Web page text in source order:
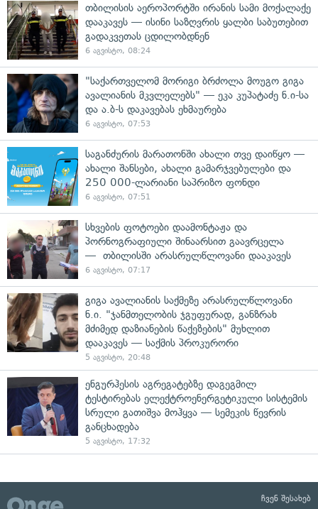
თბილისის აეროპორტში ირანის სამი მოქალაქე
დააკავეს — ისინი საზღვრის ყალბი საბუთებით
გადაკვეთას ცდილობდნენ
6 აგვისტო, 08:24
"საქართველომ მორიგი ბრძოლა მოუგო გიგა
ავალიანის მკვლელებს" — ეკა კუპატაძე ნ.ი-სა
და ა.ბ-ს დაკავებას ეხმაურება
6 აგვისტო, 07:53
საგანძურის მარათონში ახალი თვე დაიწყო —
ახალი შანსები, ახალი გამარჯვებულები და
250 000-ლარიანი საპრიზო ფონდი
6 აგვისტო, 07:51
სხვების ფოტოები დაამონტაჟა და
პორნოგრაფიული შინაარსით გაავრცელა
— თბილისში არასრულწლოვანი დააკავეს
6 აგვისტო, 07:17
გიგა ავალიანის საქმეზე არასრულწლოვანი
ნ.ი. "ჯანმთელობის ჯგუფურად, განზრახ
მძიმედ დაზიანების წაქეზების" მუხლით
დააკავეს — საქმის პროკურორი
5 აგვისტო, 20:48
ენგურჰესის აგრეგატებზე დაგეგმილ
ტესტირებას ელექტროენერგეტიკული სისტემის
სრული გათიშვა მოჰყვა — სემეკის წევრის
განცხადება
5 აგვისტო, 17:32
ჩვენ შესახებ